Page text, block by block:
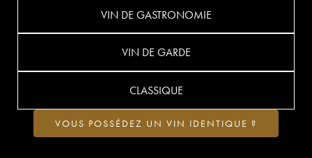
VIN DE GASTRONOMIE
VIN DE GARDE
CLASSIQUE
VOUS POSSÉDEZ UN VIN IDENTIQUE ?